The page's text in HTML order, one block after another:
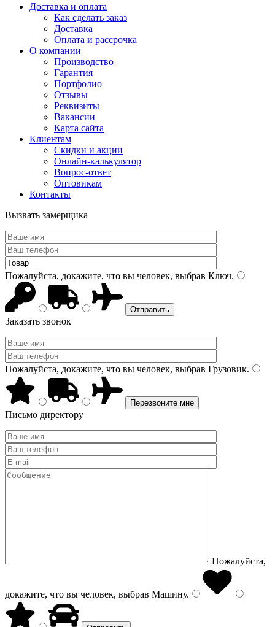
Доставка и оплата
Как сделать заказ
Доставка
Оплата и рассрочка
О компании
Производство
Гарантия
Портфолио
Отзывы
Реквизиты
Вакансии
Карта сайта
Клиентам
Скидки и акции
Онлайн-калькулятор
Вопрос-ответ
Оптовикам
Контакты
Вызвать замерщика
Пожалуйста, докажите, что вы человек, выбрав Ключ.
Заказать звонок
Пожалуйста, докажите, что вы человек, выбрав Грузовик.
Письмо директору
Пожалуйста,
докажите, что вы человек, выбрав Машину.